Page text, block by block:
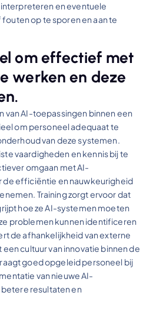
en eventuele
op te sporen en aan te
om effectief met
werken en deze
van AI-toepassingen binnen een
om personeel adequaat te
van deze systemen.
vaardigheden en kennis bij te
omgaan met AI-
efficiëntie en nauwkeurigheid
Training zorgt ervoor dat
hoe ze AI-systemen moeten
problemen kunnen identificeren
de afhankelijkheid van externe
cultuur van innovatie binnen de
goed opgeleid personeel bij
van nieuwe AI-
resultaten en